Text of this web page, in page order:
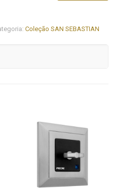
Coleção SAN SEBASTIAN